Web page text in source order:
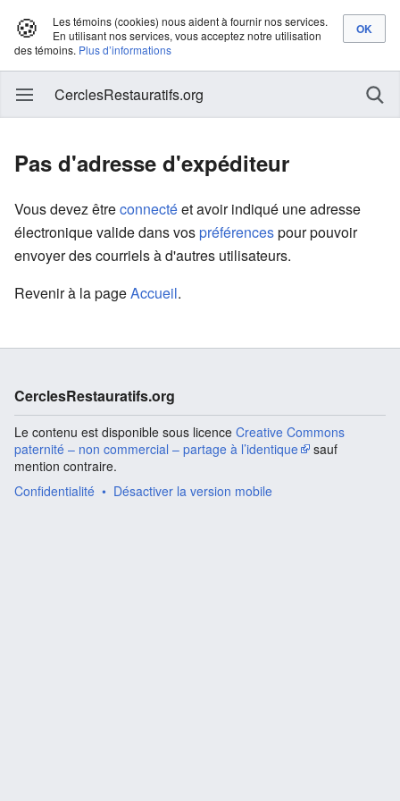
🍪
Les témoins (cookies) nous aident à fournir nos services.
En utilisant nos services, vous acceptez notre utilisation
des témoins. Plus d’informations
CerclesRestauratifs.org
Pas d'adresse d'expéditeur
Vous devez êtreconnectéet avoir indiqué une adresse
électronique valide dans vospréférencespour pouvoir
envoyer des courriels à d'autres utilisateurs.
Revenir à la pageAccueil.
CerclesRestauratifs.org
Le contenu est disponible sous licence Creative Commons
paternité – non commercial – partage à l’identique
sauf
mention contraire.
Confidentialité
Désactiver la version mobile